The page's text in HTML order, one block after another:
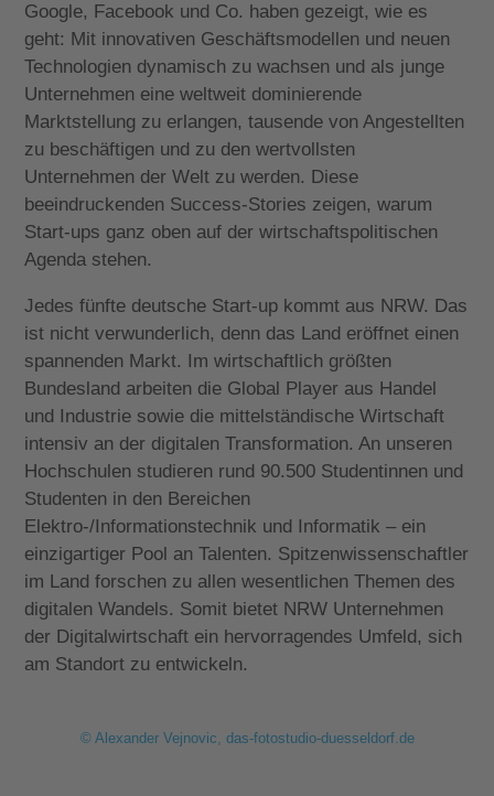
Google, Facebook und Co. haben gezeigt, wie es
geht: Mit innovativen Geschäftsmodellen und neuen
Technologien dynamisch zu wachsen und als junge
Unternehmen eine weltweit dominierende
Marktstellung zu erlangen, tausende von Angestellten
zu beschäftigen und zu den wertvollsten
Unternehmen der Welt zu werden. Diese
beeindruckenden Success-Stories zeigen, warum
Start-ups ganz oben auf der wirtschaftspolitischen
Agenda stehen.
Jedes fünfte deutsche Start-up kommt aus NRW. Das
ist nicht verwunderlich, denn das Land eröffnet einen
spannenden Markt. Im wirtschaftlich größten
Bundesland arbeiten die Global Player aus Handel
und Industrie sowie die mittelständische Wirtschaft
intensiv an der digitalen Transformation. An unseren
Hochschulen studieren rund 90.500 Studentinnen und
Studenten in den Bereichen
Elektro-/Informationstechnik und Informatik – ein
einzigartiger Pool an Talenten. Spitzenwissenschaftler
im Land forschen zu allen wesentlichen Themen des
digitalen Wandels. Somit bietet NRW Unternehmen
der Digitalwirtschaft ein hervorragendes Umfeld, sich
am Standort zu entwickeln.
© Alexander Vejnovic, das-fotostudio-duesseldorf.de